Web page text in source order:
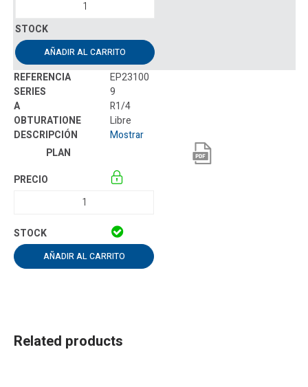
AÑADIR AL CARRITO
EP23100
9
R1/4
Libre
Mostrar
AÑADIR AL CARRITO
Related products